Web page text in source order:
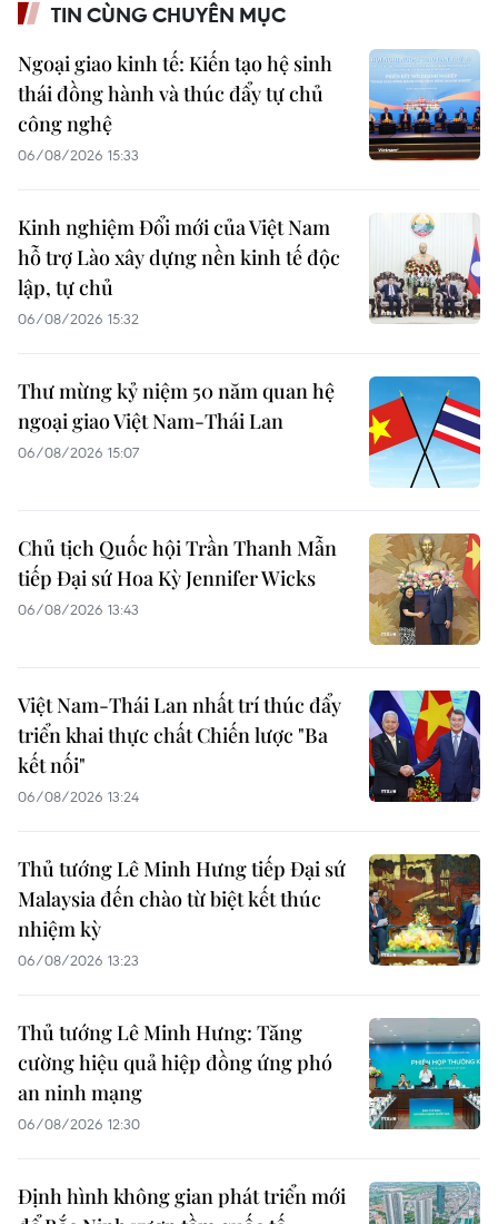
TIN CÙNG CHUYÊN MỤC
Ngoại giao kinh tế: Kiến tạo hệ sinh
thái đồng hành và thúc đẩy tự chủ
công nghệ
06/08/2026 15:33
Kinh nghiệm Đổi mới của Việt Nam
hỗ trợ Lào xây dựng nền kinh tế độc
lập, tự chủ
06/08/2026 15:32
Thư mừng kỷ niệm 50 năm quan hệ
ngoại giao Việt Nam-Thái Lan
06/08/2026 15:07
Chủ tịch Quốc hội Trần Thanh Mẫn
tiếp Đại sứ Hoa Kỳ Jennifer Wicks
06/08/2026 13:43
Việt Nam-Thái Lan nhất trí thúc đẩy
triển khai thực chất Chiến lược "Ba
kết nối"
06/08/2026 13:24
Thủ tướng Lê Minh Hưng tiếp Đại sứ
Malaysia đến chào từ biệt kết thúc
nhiệm kỳ
06/08/2026 13:23
Thủ tướng Lê Minh Hưng: Tăng
cường hiệu quả hiệp đồng ứng phó
an ninh mạng
06/08/2026 12:30
Định hình không gian phát triển mới